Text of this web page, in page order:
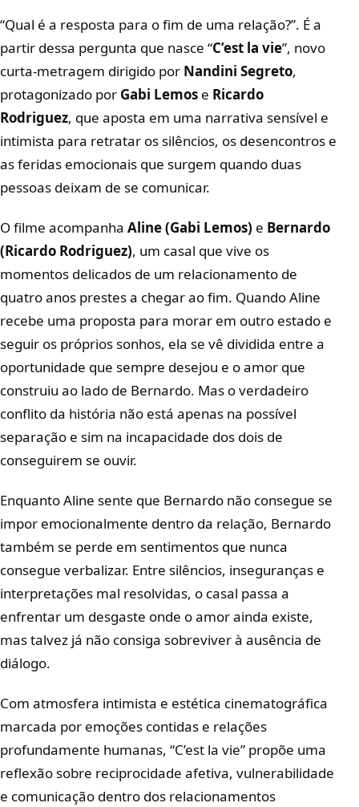
“Qual é a resposta para o fim de uma relação?”. É a
partir dessa pergunta que nasce “C’est la vie”, novo
curta-metragem dirigido por Nandini Segreto,
protagonizado por Gabi Lemos e Ricardo
Rodriguez, que aposta em uma narrativa sensível e
intimista para retratar os silêncios, os desencontros e
as feridas emocionais que surgem quando duas
pessoas deixam de se comunicar.
O filme acompanha Aline (Gabi Lemos) e Bernardo
(Ricardo Rodriguez), um casal que vive os
momentos delicados de um relacionamento de
quatro anos prestes a chegar ao fim. Quando Aline
recebe uma proposta para morar em outro estado e
seguir os próprios sonhos, ela se vê dividida entre a
oportunidade que sempre desejou e o amor que
construiu ao lado de Bernardo. Mas o verdadeiro
conflito da história não está apenas na possível
separação e sim na incapacidade dos dois de
conseguirem se ouvir.
Enquanto Aline sente que Bernardo não consegue se
impor emocionalmente dentro da relação, Bernardo
também se perde em sentimentos que nunca
consegue verbalizar. Entre silêncios, inseguranças e
interpretações mal resolvidas, o casal passa a
enfrentar um desgaste onde o amor ainda existe,
mas talvez já não consiga sobreviver à ausência de
diálogo.
Com atmosfera intimista e estética cinematográfica
marcada por emoções contidas e relações
profundamente humanas, “C’est la vie” propõe uma
reflexão sobre reciprocidade afetiva, vulnerabilidade
e comunicação dentro dos relacionamentos